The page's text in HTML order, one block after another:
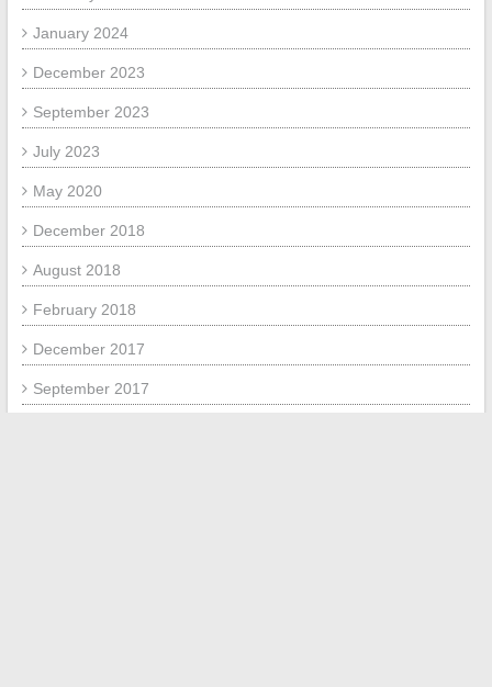
January 2024
December 2023
September 2023
July 2023
May 2020
December 2018
August 2018
February 2018
December 2017
September 2017